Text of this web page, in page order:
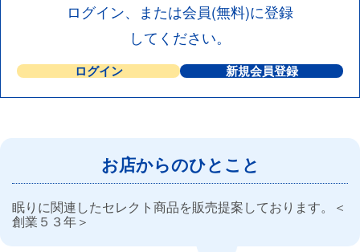
ログイン、または会員(無料)に登録
してください。
ログイン 新規会員登録
お店からのひとこと
眠りに関連したセレクト商品を販売提案しております。＜
創業５３年＞